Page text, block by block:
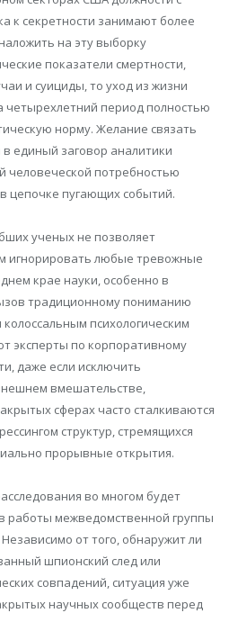
к секретности занимают более
на эту выборку
показатели смертности,
и суициды, то уход из жизни
четырехлетний период полностью
норму. Желание связать
единый заговор аналитики
человеческой потребностью
цепочке пугающих событий.
ученых не позволяет
игнорировать любые тревожные
крае науки, особенно в
традиционному пониманию
психологическим
эксперты по корпоративному
даже если исключить
вмешательстве,
сферах часто сталкиваются
структур, стремящихся
прорывные открытия.
во многом будет
работы межведомственной группы
от того, обнаружит ли
шпионский след или
совпадений, ситуация уже
научных сообществ перед